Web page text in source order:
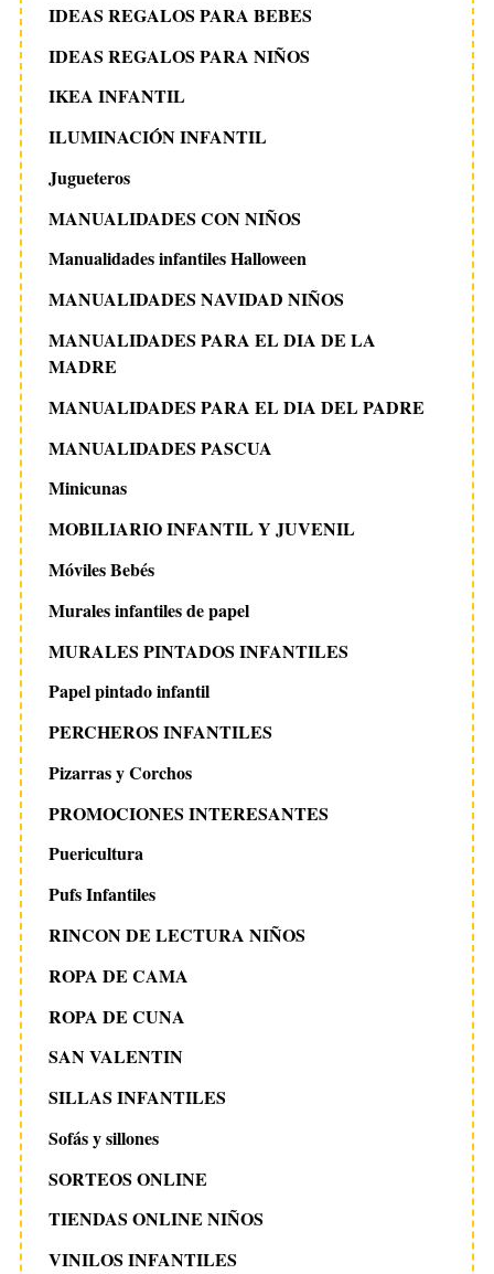
IDEAS REGALOS PARA BEBES
IDEAS REGALOS PARA NIÑOS
IKEA INFANTIL
ILUMINACIÓN INFANTIL
Jugueteros
MANUALIDADES CON NIÑOS
Manualidades infantiles Halloween
MANUALIDADES NAVIDAD NIÑOS
MANUALIDADES PARA EL DIA DE LA
MADRE
MANUALIDADES PARA EL DIA DEL PADRE
MANUALIDADES PASCUA
Minicunas
MOBILIARIO INFANTIL Y JUVENIL
Móviles Bebés
Murales infantiles de papel
MURALES PINTADOS INFANTILES
Papel pintado infantil
PERCHEROS INFANTILES
Pizarras y Corchos
PROMOCIONES INTERESANTES
Puericultura
Pufs Infantiles
RINCON DE LECTURA NIÑOS
ROPA DE CAMA
ROPA DE CUNA
SAN VALENTIN
SILLAS INFANTILES
Sofás y sillones
SORTEOS ONLINE
TIENDAS ONLINE NIÑOS
VINILOS INFANTILES